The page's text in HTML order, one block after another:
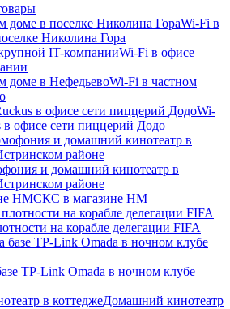
Wi-Fi в
Николина Гора
Wi-Fi в офисе
Wi-Fi в частном
Wi-
в офисе сети пиццерий Додо
и домашний кинотеатр в
районе
СКС в магазине HM
на корабле делегации FIFA
TP-Link Omada в ночном клубе
Домашний кинотеатр